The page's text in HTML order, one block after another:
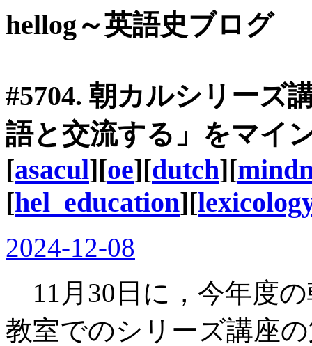
hellog～英語史ブログ
#5704. 朝カルシリーズ
語と交流する」をマイ
[asacul][oe][dutch][
[hel_education][
2024-12-08
11月30日に，今年度
教室でのシリーズ講座